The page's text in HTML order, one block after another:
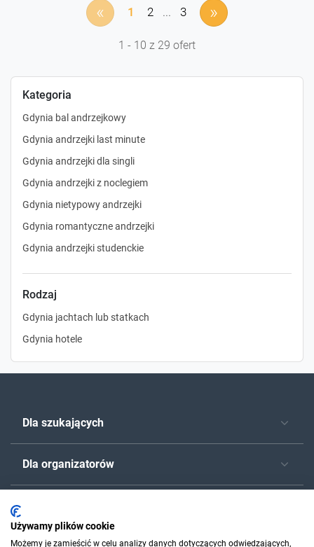
Kategoria
Gdynia bal andrzejkowy
Gdynia andrzejki last minute
Gdynia andrzejki dla singli
Gdynia andrzejki z noclegiem
Gdynia nietypowy andrzejki
Gdynia romantyczne andrzejki
Gdynia andrzejki studenckie
Rodzaj
Gdynia jachtach lub statkach
Gdynia hotele
« 1 2 ... 3 »
1 - 10 z 29 ofert
Dla szukających
Dla organizatorów
Używamy plików cookie
Możemy je zamieścić w celu analizy danych dotyczących odwiedzających,